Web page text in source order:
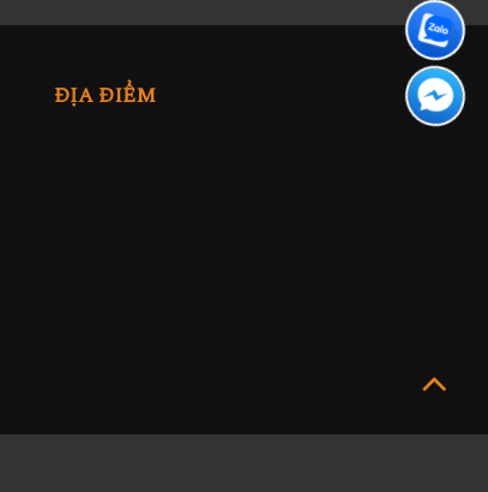
ĐỊA ĐIỂM